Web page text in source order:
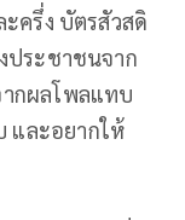
ะครึ่ง บัตรสัวสดิ
ประชาชนจาก
ากผลโพลแทบ
และอยากให้